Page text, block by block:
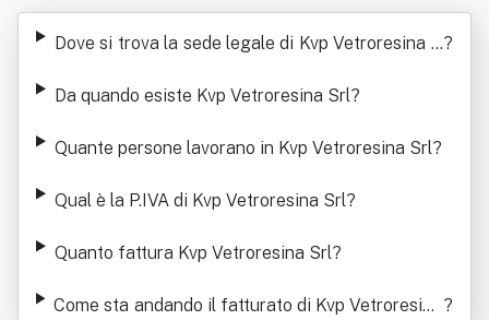
na Srl
Dove si trova la sede legale di Kvp Vetroresina S?
Da quando esiste Kvp Vetroresina Srl?
Quante persone lavorano in Kvp Vetroresina Srl?
Qual è la P.IVA di Kvp Vetroresina Srl?
Quanto fattura Kvp Vetroresina Srl?
Come sta andando il fatturato di Kvp Vetroresina ?